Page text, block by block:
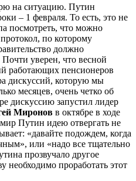
на ситуацию. Путин
– 1 февраля. То есть, это не
посмотреть, что можно
по которому
должно
уверен, что весной
работающих пенсионеров
дискуссий, которую мы
месяцев, очень четко об
дискуссию запустил лидер
Миронов в октябре в ходе
Путин идею отвергать не
«давайте подождем, когда
или «надо все тщательно
прозвучало другое
необходимо проработать этот